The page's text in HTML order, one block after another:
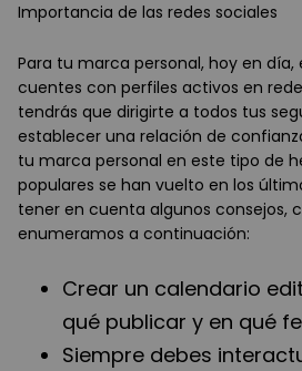
Importancia de las redes sociales
Para tu marca personal, hoy en
cuentes con perfiles activos en
tendrás que dirigirte a todos tus
establecer una relación de
tu marca personal en este tipo de
populares se han vuelto en los
tener en cuenta algunos consejos,
enumeramos a continuación:
Crear un calendario
qué publicar y en qué
Siempre debes